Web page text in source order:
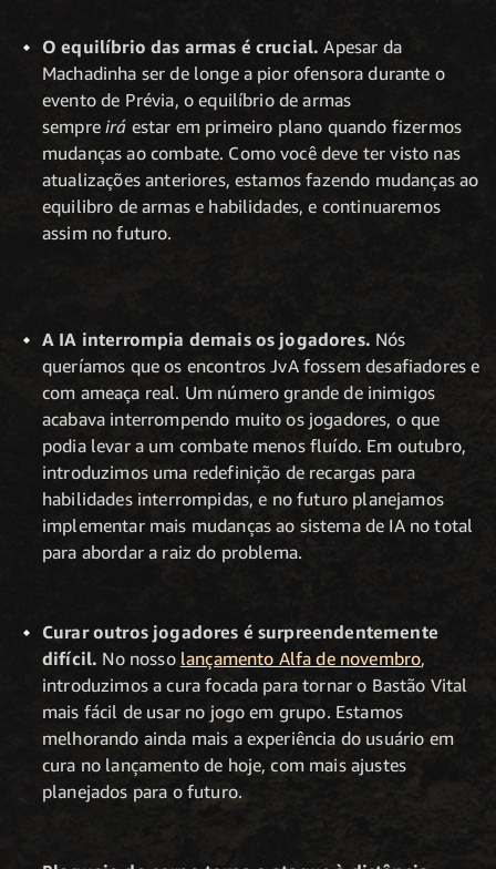
O equilíbrio das armas é crucial. Apesar da
Machadinha ser de longe a pior ofensora durante o
evento de Prévia, o equilíbrio de armas
sempreirá estar em primeiro plano quando fizermos
mudanças ao combate. Como você deve ter visto nas
atualizações anteriores, estamos fazendo mudanças ao
equilibro de armas e habilidades, e continuaremos
assim no futuro.
A IA interrompia demais os jogadores. Nós
queríamos que os encontros JvA fossem desafiadores e
com ameaça real. Um número grande de inimigos
acabava interrompendo muito os jogadores, o que
podia levar a um combate menos fluído. Em outubro,
introduzimos uma redefinição de recargas para
habilidades interrompidas, e no futuro planejamos
implementar mais mudanças ao sistema de IA no total
para abordar a raiz do problema.
Curar outros jogadores é surpreendentemente
difícil. No nosso lançamento Alfa de novembro,
introduzimos a cura focada para tornar o Bastão Vital
mais fácil de usar no jogo em grupo. Estamos
melhorando ainda mais a experiência do usuário em
cura no lançamento de hoje, com mais ajustes
planejados para o futuro.